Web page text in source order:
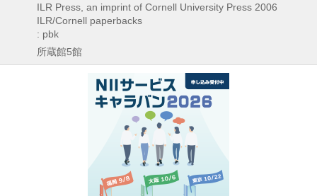
ILR Press, an imprint of Cornell University Press 2006
ILR/Cornell paperbacks
: pbk
所蔵館5館